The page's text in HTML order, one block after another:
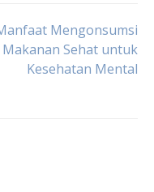
Mengonsumsi
Makanan Sehat untuk
Kesehatan Mental